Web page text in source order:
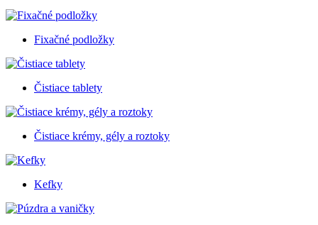
Fixačné podložky
Čistiace tablety
Čistiace krémy, gély a roztoky
Kefky